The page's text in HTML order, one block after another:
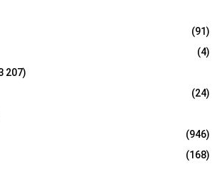
R
C
H
(91)
(4)
207)
(24)
(946)
(168)